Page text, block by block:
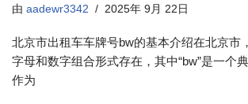
由 aadewr3342 2025年 9月 22日
北京市出租车车牌号bw的基本介绍在北京市
字母和数字组合形式存在，其中“bw”是一个
作为